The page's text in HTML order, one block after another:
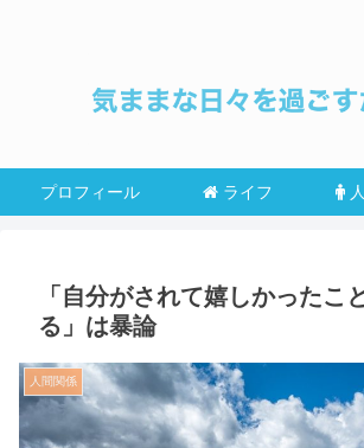
プロフィール ライフ
「自分がされて嬉しかったこ
る」は暴論
人間関係